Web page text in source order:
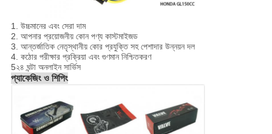
1. উচ্চমানের এবং সেরা দাম
2. আপনার প্রয়োজনীয় কোন পণ্য কাস্টমাইজড
3. আন্তর্জাতিক নেতৃস্থানীয় কোর প্রযুক্তি সহ পেশাদার উন্নয়ন দল
4. কঠোর পরীক্ষার প্রক্রিয়া এবং গুণমান নিশ্চিতকরণ
5২৪ ঘন্টা অনলাইন সার্ভিস
প্যাকেজিং ও শিপিং